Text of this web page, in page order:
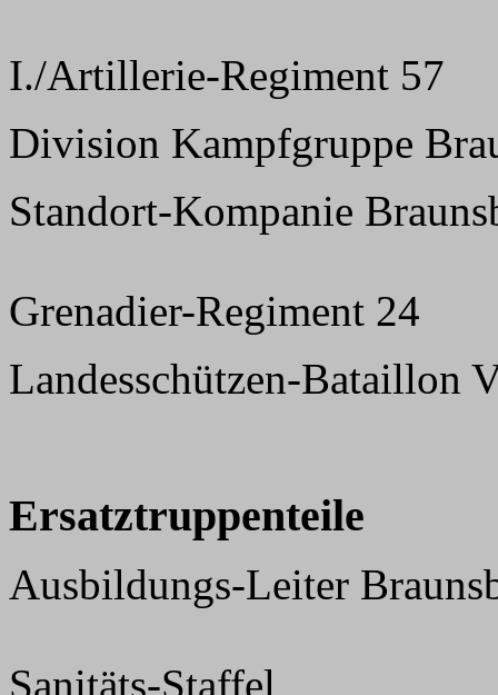
I./Artillerie-Regiment 57
Division Kampfgruppe
Standort-Kompanie
Grenadier-Regiment 24
Landesschützen-Bataillon
Ersatztruppenteile
Ausbildungs-Leiter
Sanitäts-Staffel